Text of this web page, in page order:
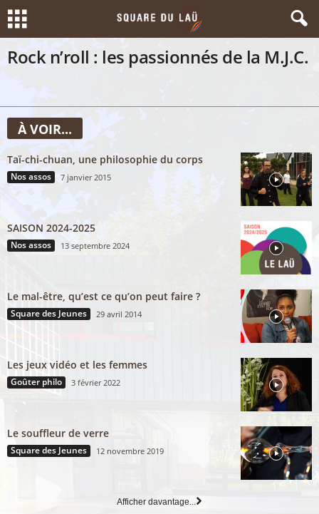
Rock n’roll : les passionnés de la M.J.C.
À VOIR...
Taï-chi-chuan, une philosophie du corps
Nos assos 7 janvier 2015
SAISON 2024-2025
Nos assos 13 septembre 2024
Le mal-être, qu’est ce qu’on peut faire ?
Square des Jeunes 29 avril 2014
Les jeux vidéo et les femmes
Goûter philo 3 février 2022
Le souffleur de verre
Square des Jeunes 12 novembre 2019
Afficher davantage...